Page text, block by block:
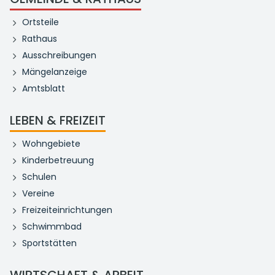
Ortsteile
Rathaus
Ausschreibungen
Mängelanzeige
Amtsblatt
LEBEN & FREIZEIT
Wohngebiete
Kinderbetreuung
Schulen
Vereine
Freizeiteinrichtungen
Schwimmbad
Sportstätten